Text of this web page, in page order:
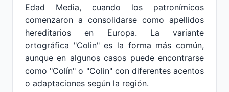
Edad Media, cuando los patronímicos
comenzaron a consolidarse como apellidos
hereditarios en Europa. La variante
ortográfica "Colin" es la forma más común,
aunque en algunos casos puede encontrarse
como "Colín" o "Colin" con diferentes acentos
o adaptaciones según la región.